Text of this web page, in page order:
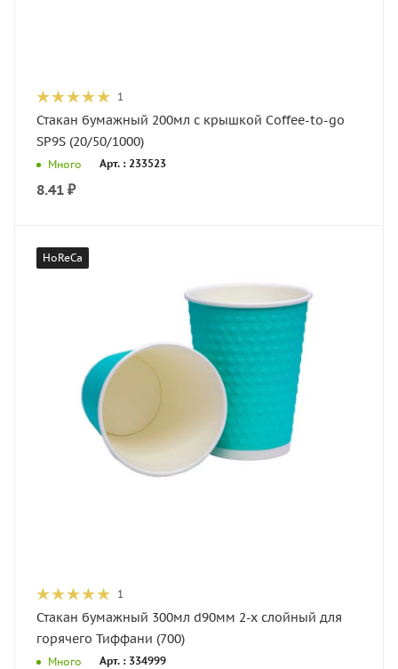
1
Стакан бумажный 200мл с крышкой Coffee-to-go
SP9S (20/50/1000)
Много Арт. : 233523
8.41 ₽
HoReCa
1
Стакан бумажный 300мл d90мм 2-х слойный для
горячего Тиффани (700)
Много Арт. : 334999